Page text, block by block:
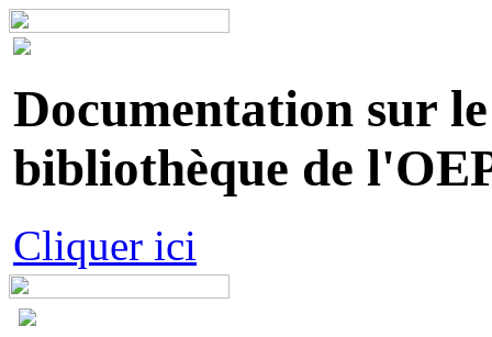
Documentation sur
bibliothèque de
Cliquer ici